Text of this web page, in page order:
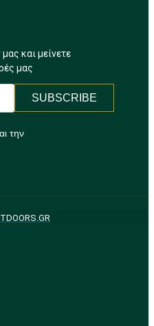
και μείνετε
μας
SUBSCRIBE
την